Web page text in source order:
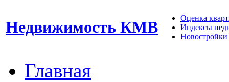
Недвижимость КМВ
Оценка
Индексы
Новостройки
Главная